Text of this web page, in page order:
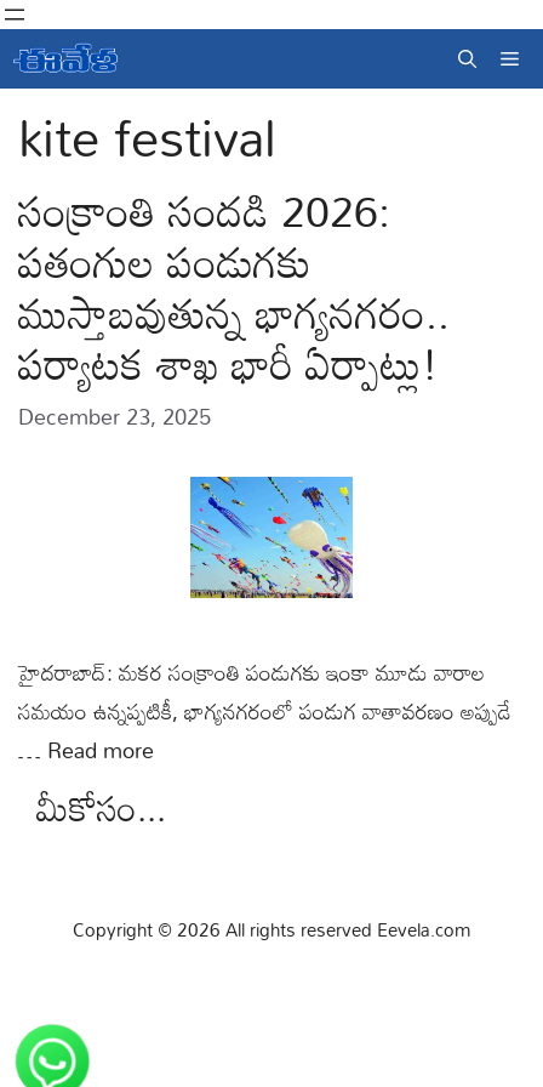
Skip
to
content
kite festival
సంక్రాంతి సందడి 2026:
పతంగుల పండుగకు
ముస్తాబవుతున్న భాగ్యనగరం..
పర్యాటక శాఖ భారీ ఏర్పాట్లు!
December 23, 2025
హైదరాబాద్: మకర సంక్రాంతి పండుగకు ఇంకా మూడు వారాల
సమయం ఉన్నప్పటికీ, భాగ్యనగరంలో పండుగ వాతావరణం అప్పుడే
…Read more
మీకోసం...
Copyright © 2026 All rights reserved Eevela.com